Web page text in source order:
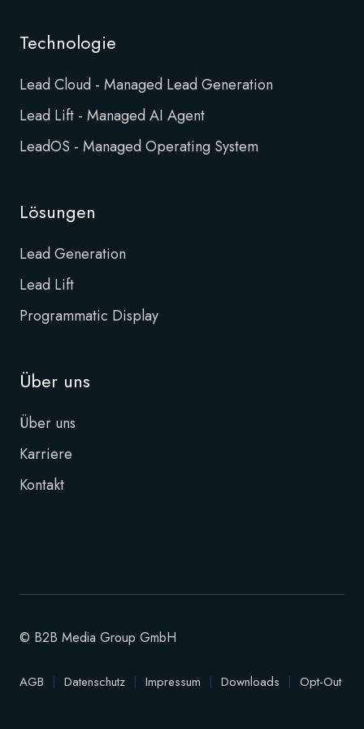
Technologie
Lead Cloud - Managed Lead Generation
Lead Lift - Managed AI Agent
LeadOS - Managed Operating System
Lösungen
Lead Generation
Lead Lift
Programmatic Display
Über uns
Über uns
Karriere
Kontakt
© B2B Media Group GmbH
AGB | Datenschutz | Impressum | Downloads | Opt-Out